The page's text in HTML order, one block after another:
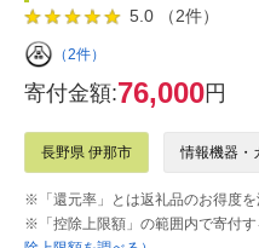
5.0 （2件）
（2件）
寄付金額:76,000円
長野県 伊那市 情報機器・
※「還元率」とは返礼品のお得度を
※「控除上限額」の範囲内で寄付